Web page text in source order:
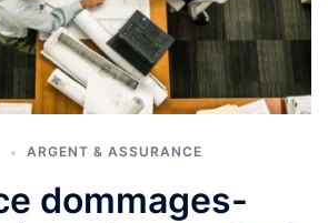
ARGENT & ASSURANCE
dommages-